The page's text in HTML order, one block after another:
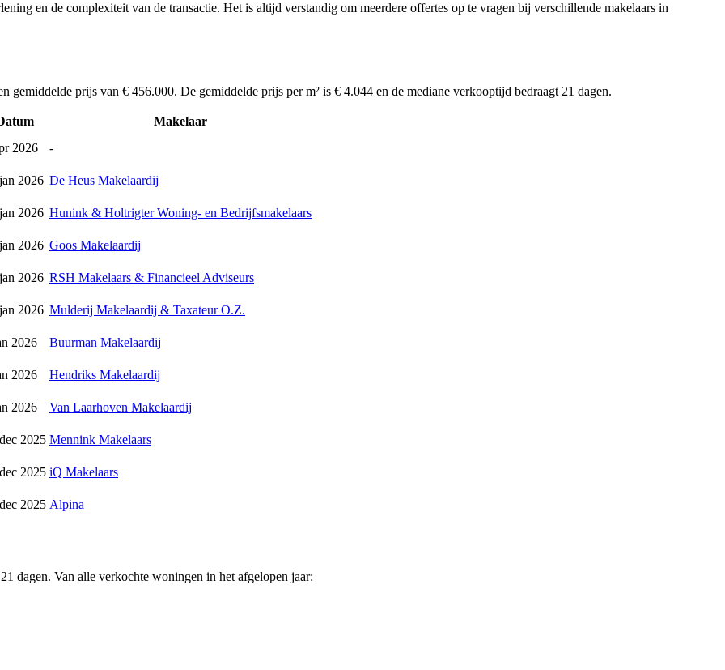
en de complexiteit van de transactie. Het is altijd verstandig om meerdere offertes op te vragen bij verschillende makelaars in
prijs van € 456.000. De gemiddelde prijs per m² is € 4.044 en de mediane verkooptijd bedraagt 21 dagen.
Makelaar
2026
-
2026 De Heus Makelaardij
2026 Hunink & Holtrigter Woning- en Bedrijfsmakelaars
2026 Goos Makelaardij
2026 RSH Makelaars & Financieel Adviseurs
2026 Mulderij Makelaardij & Taxateur O.Z.
2026
Buurman Makelaardij
2026
Hendriks Makelaardij
2026
Van Laarhoven Makelaardij
2025 Mennink Makelaars
2025 iQ Makelaars
2025 Alpina
dagen. Van alle verkochte woningen in het afgelopen jaar: